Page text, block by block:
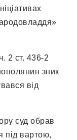
2 ст. 436-2
зник
від
суд обрав
під вартою,